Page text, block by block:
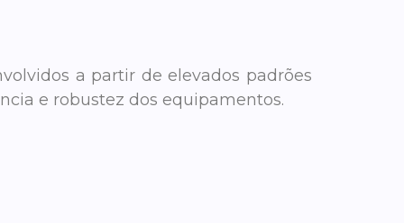
a partir de elevados padrões
e robustez dos equipamentos.